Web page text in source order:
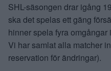
SHL-säsongen drar igång
ska det spelas ett gäng
hinner spela fyra
Vi har samlat alla matcher
reservation för ändringar).